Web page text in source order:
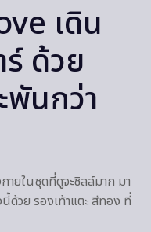
เดิน
ด้วย
พันกว่า
ยในชุดที่ดูจะชิลล์มาก มา
วย รองเท้าแตะ สีทอง ที่